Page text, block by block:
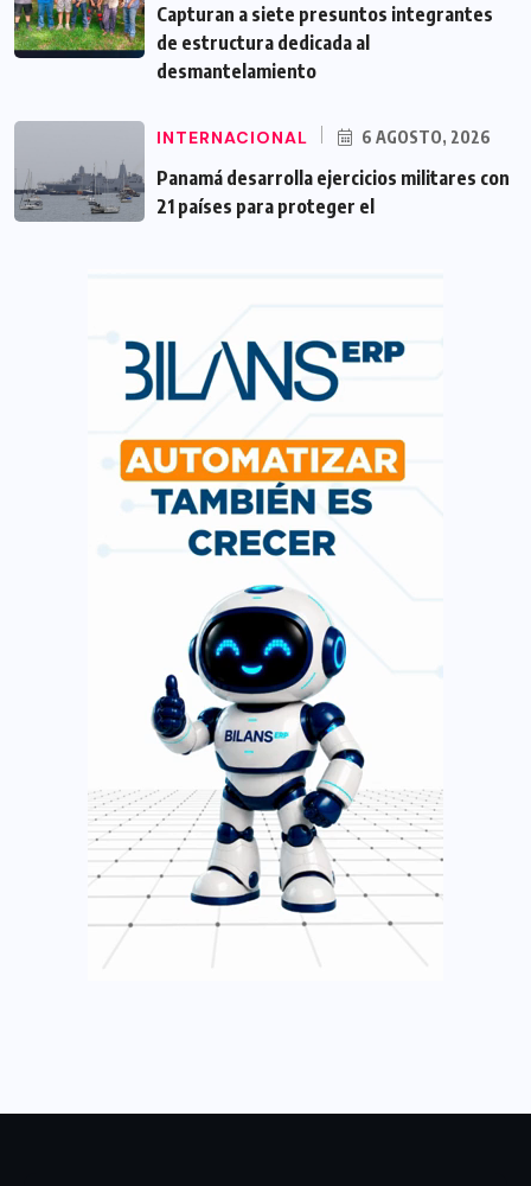
Capturan a siete presuntos integrantes
de estructura dedicada al
desmantelamiento
INTERNACIONAL 6 AGOSTO, 2026
Panamá desarrolla ejercicios militares con
21 países para proteger el